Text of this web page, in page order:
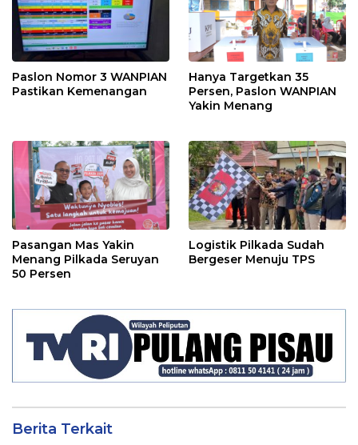
Paslon Nomor 3 WANPIAN
Pastikan Kemenangan
Hanya Targetkan 35
Persen, Paslon WANPIAN
Yakin Menang
Pasangan Mas Yakin
Menang Pilkada Seruyan
50 Persen
Logistik Pilkada Sudah
Bergeser Menuju TPS
Berita Terkait